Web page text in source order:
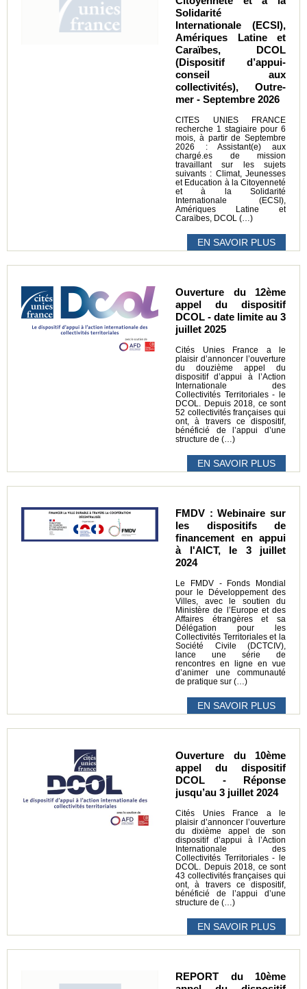
Solidarité
Internationale (ECSI),
Amériques Latine et
Caraïbes, DCOL
(Dispositif d’appui-
conseil aux
collectivités), Outre-
mer - Septembre 2026
CITES UNIES FRANCE
recherche 1 stagiaire pour 6
mois, à partir de Septembre
2026 : Assistant(e) aux
chargé.es de mission
travaillant sur les sujets
suivants : Climat, Jeunesses
et Education à la Citoyenneté
et à la Solidarité
Internationale (ECSI),
Amériques Latine et
Caraïbes, DCOL (…)
EN SAVOIR PLUS
Ouverture du 12ème
appel du dispositif
DCOL - date limite au 3
juillet 2025
Cités Unies France a le
plaisir d’annoncer l’ouverture
du douzième appel du
dispositif d’appui à l’Action
Internationale des
Collectivités Territoriales - le
DCOL. Depuis 2018, ce sont
52 collectivités françaises qui
ont, à travers ce dispositif,
bénéficié de l’appui d’une
structure de (…)
EN SAVOIR PLUS
FMDV : Webinaire sur
les dispositifs de
financement en appui
à l'AICT, le 3 juillet
2024
Le FMDV - Fonds Mondial
pour le Développement des
Villes, avec le soutien du
Ministère de l’Europe et des
Affaires étrangères et sa
Délégation pour les
Collectivités Territoriales et la
Société Civile (DCTCIV),
lance une série de
rencontres en ligne en vue
d’animer une communauté
de pratique sur (…)
EN SAVOIR PLUS
Ouverture du 10ème
appel du dispositif
DCOL - Réponse
jusqu’au 3 juillet 2024
Cités Unies France a le
plaisir d’annoncer l’ouverture
du dixième appel de son
dispositif d’appui à l’Action
Internationale des
Collectivités Territoriales - le
DCOL. Depuis 2018, ce sont
43 collectivités françaises qui
ont, à travers ce dispositif,
bénéficié de l’appui d’une
structure de (…)
EN SAVOIR PLUS
REPORT du 10ème